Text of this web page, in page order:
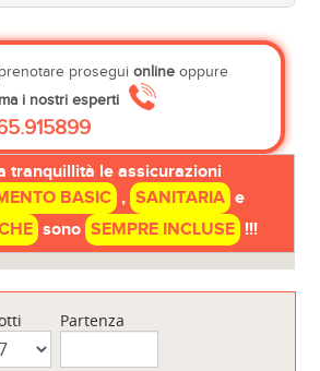
prosegui onlineoppure
i nostri esperti
tranquillità le assicurazioni
BASIC , SANITARIA e
sono SEMPRE INCLUSE !!!
Partenza